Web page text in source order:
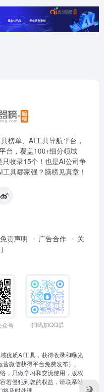
榜单、AI工具导航平台，
台，覆盖100+细分领域
收录15个！也是AI公司争
具哪家强？脑榜见真章！
免责声明 广告合作
关
众号 扫码加QQ群
优质AI工具，获得收录和曝光
微信获得平台免费发布）。
，只做学习和交流使用，版权
若侵犯到您的权益，请联系站
及时处理。